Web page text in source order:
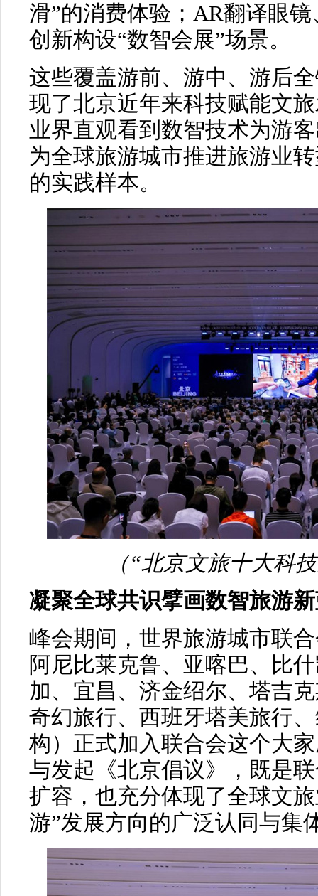
滑”的消费体验；AR翻译眼
创新构设“数智会展”场景。
这些覆盖游前、游中、游后
现了北京近年来科技赋能文
业界直观看到数智技术为游
为全球旅游城市推进旅游业
的实践样本。
（“北京文旅十大科
凝聚全球共识擘画数智旅游
峰会期间，世界旅游城市联
阿尼比莱克鲁、亚喀巴、比
加、宜昌、济金绍尔、塔吉
奇幻旅行、西班牙塔美旅行
构）正式加入联合会这个大
与发起《北京倡议》，既是
扩容，也充分体现了全球文
游”发展方向的广泛认同与集